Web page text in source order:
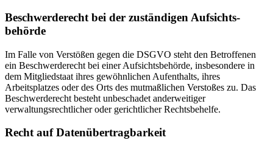
Beschwerde­recht bei der zuständigen Aufsichts­
behörde
Im Falle von Verstößen gegen die DSGVO steht den Betroffenen
ein Beschwerderecht bei einer Aufsichtsbehörde, insbesondere in
dem Mitgliedstaat ihres gewöhnlichen Aufenthalts, ihres
Arbeitsplatzes oder des Orts des mutmaßlichen Verstoßes zu. Das
Beschwerderecht besteht unbeschadet anderweitiger
verwaltungsrechtlicher oder gerichtlicher Rechtsbehelfe.
Recht auf Daten­übertrag­barkeit